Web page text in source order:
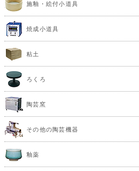
施釉・絵付小道具
焼成小道具
粘土
ろくろ
陶芸窯
その他の陶芸機器
釉薬